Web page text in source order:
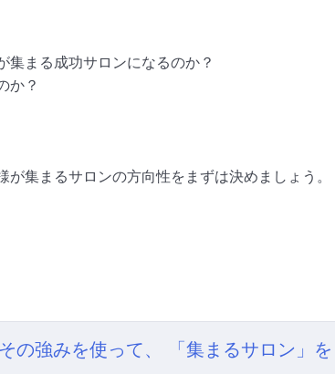
集まる成功サロンになるのか？
か？
集まるサロンの方向性をまずは決めましょう。
の強みを使って、 「集まるサロン」を